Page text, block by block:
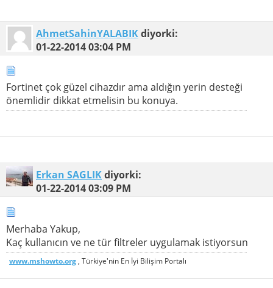
AhmetSahinYALABIKdiyorki:
01-22-201403:04 PM
Fortinet çok güzel cihazdır ama aldığın yerin desteği
önemlidir dikkat etmelisin bu konuya.
Erkan SAGLIKdiyorki:
01-22-201403:09 PM
Merhaba Yakup,
Kaç kullanıcın ve ne tür filtreler uygulamak istiyorsun
www.mshowto.org , Türkiye'nin En İyi Bilişim Portalı